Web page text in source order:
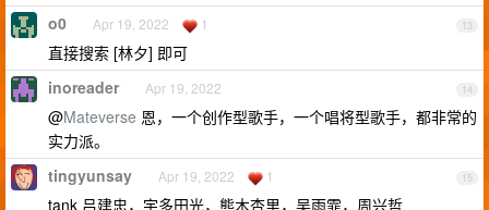
13
o0 Apr 19, 2022 1
直接搜索 [林夕] 即可
14
inoreader Apr 19, 2022
@Mateverse 恩，一个创作型歌手，一个唱将型歌手，都非常的
实力派。
15
tingyunsay Apr 19, 2022 1
tank 吕建忠，宇多田光，熊木杏里，吴雨霏，周兴哲